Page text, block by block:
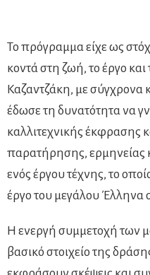
Το πρόγραμμα είχε ως
κοντά στη ζωή, το έργο
Καζαντζάκη, με σύγχρονα
έδωσε τη δυνατότητα να
καλλιτεχνικής έκφρασης
παρατήρησης, ερμηνείας
ενός έργου τέχνης, το
έργο του μεγάλου Έλληνα
Η ενεργή συμμετοχή των
βασικό στοιχείο της